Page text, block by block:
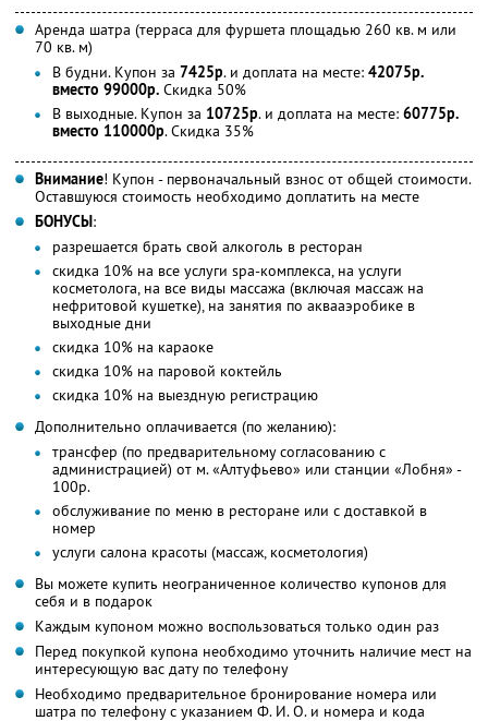
Аренда шатра (терраса для фуршета площадью 260 кв. м или
70 кв. м)
В будни. Купон за 7425р. и доплата на месте: 42075р.
вместо 99000р. Скидка 50%
В выходные. Купон за 10725р. и доплата на месте: 60775р.
вместо 110000р. Скидка 35%
Внимание! Купон - первоначальный взнос от общей стоимости.
Оставшуюся стоимость необходимо доплатить на месте
БОНУСЫ:
разрешается брать свой алкоголь в ресторан
скидка 10% на все услуги spa-комплекса, на услуги
косметолога, на все виды массажа (включая массаж на
нефритовой кушетке), на занятия по аквааэробике в
выходные дни
скидка 10% на караоке
скидка 10% на паровой коктейль
скидка 10% на выездную регистрацию
Дополнительно оплачивается (по желанию):
трансфер (по предварительному согласованию с
администрацией) от м. «Алтуфьево» или станции «Лобня» -
100р.
обслуживание по меню в ресторане или с доставкой в
номер
услуги салона красоты (массаж, косметология)
Вы можете купить неограниченное количество купонов для
себя и в подарок
Каждым купоном можно воспользоваться только один раз
Перед покупкой купона необходимо уточнить наличие мест на
интересующую вас дату по телефону
Необходимо предварительное бронирование номера или
шатра по телефону с указанием Ф. И. О. и номера и кода